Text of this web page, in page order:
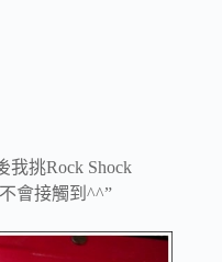
挑Rock Shock
會接觸到^^”